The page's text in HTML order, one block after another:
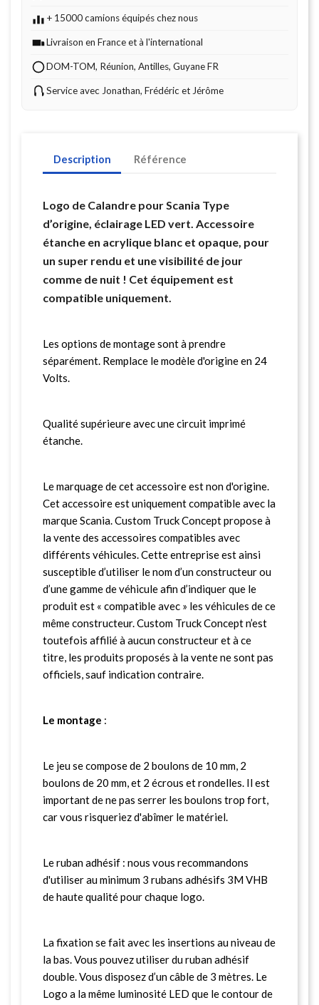
+ 15000 camions équipés chez nous
Livraison en France et à l'international
DOM-TOM, Réunion, Antilles, Guyane FR
Service avec Jonathan, Frédéric et Jérôme
Description Référence
Logo de Calandre pour Scania Type
d’origine, éclairage LED vert. Accessoire
étanche en acrylique blanc et opaque, pour
un super rendu et une visibilité de jour
comme de nuit ! Cet équipement est
compatible uniquement.
Les options de montage sont à prendre
séparément. Remplace le modèle d'origine en 24
Volts.
Qualité supérieure avec une circuit imprimé
étanche.
Le marquage de cet accessoire est non d'origine.
Cet accessoire est uniquement compatible avec la
marque Scania. Custom Truck Concept propose à
la vente des accessoires compatibles avec
différents véhicules. Cette entreprise est ainsi
susceptible d’utiliser le nom d’un constructeur ou
d’une gamme de véhicule afin d’indiquer que le
produit est « compatible avec » les véhicules de ce
même constructeur. Custom Truck Concept n’est
toutefois affilié à aucun constructeur et à ce
titre, les produits proposés à la vente ne sont pas
officiels, sauf indication contraire.
Le montage :
Le jeu se compose de 2 boulons de 10 mm, 2
boulons de 20 mm, et 2 écrous et rondelles. Il est
important de ne pas serrer les boulons trop fort,
car vous risqueriez d'abîmer le matériel.
Le ruban adhésif : nous vous recommandons
d'utiliser au minimum 3 rubans adhésifs 3M VHB
de haute qualité pour chaque logo.
La fixation se fait avec les insertions au niveau de
la bas. Vous pouvez utiliser du ruban adhésif
double. Vous disposez d’un câble de 3 mètres. Le
Logo a la même luminosité LED que le contour de